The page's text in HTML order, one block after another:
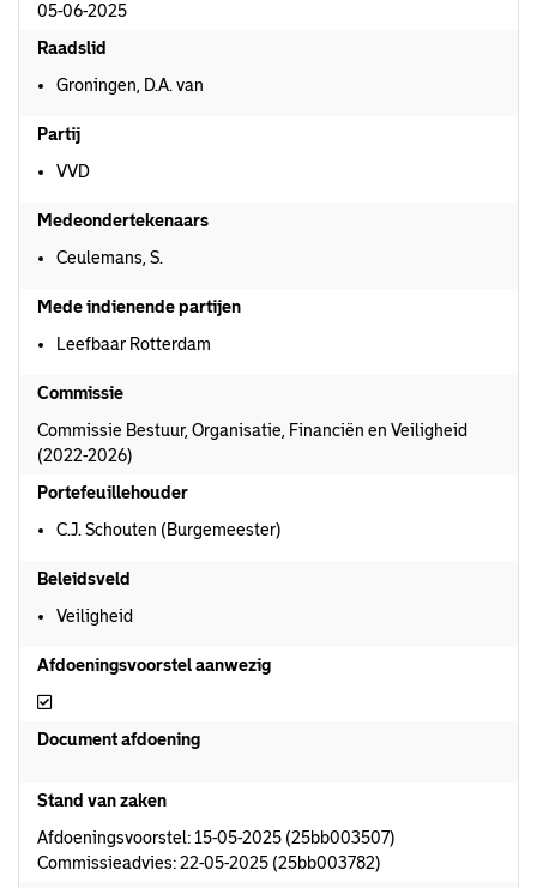
05-06-2025
Raadslid
Groningen, D.A. van
Partij
VVD
Medeondertekenaars
Ceulemans, S.
Mede indienende partijen
Leefbaar Rotterdam
Commissie
Commissie Bestuur, Organisatie, Financiën en Veiligheid
(2022-2026)
Portefeuillehouder
C.J. Schouten (Burgemeester)
Beleidsveld
Veiligheid
Afdoeningsvoorstel aanwezig
Afdoeningsvoorstel aanwezig
Document afdoening
Stand van zaken
Afdoeningsvoorstel: 15-05-2025 (25bb003507)
Commissieadvies: 22-05-2025 (25bb003782)